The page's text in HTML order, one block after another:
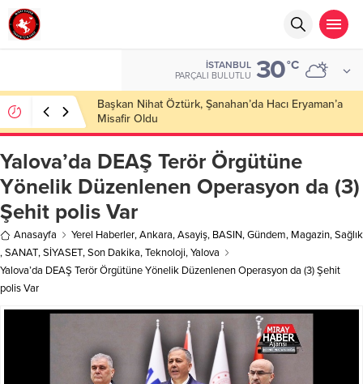
İSTANBUL
PARÇALI BULUTLU 30°C
Başkan Nihat Öztürk, Şanahan’da Hacı Eryaman’a
Misafir Oldu
Yalova’da DEAŞ Terör Örgütüne
Yönelik Düzenlenen Operasyon da (3)
Şehit polis Var
Anasayfa Yerel Haberler,Ankara,Asayiş, BASIN,Gündem, Magazin,Sağlık
,SANAT,SİYASET,Son Dakika,Teknoloji,Yalova
Yalova’da DEAŞ Terör Örgütüne Yönelik Düzenlenen Operasyon da (3) Şehit
polis Var